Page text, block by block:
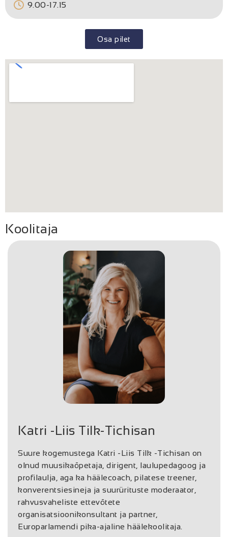
9.00-17.15
Osa pilet
Koolitaja
Katri -Liis Tilk-Tichisan
Suure kogemustega Katri -Liis Tilk -Tichisan on
olnud muusikaõpetaja, dirigent, laulupedagoog ja
profilaulja, aga ka häälecoach, pilatese treener,
konverentsiesineja ja suurürituste moderaator,
rahvusvaheliste ettevõtete
organisatsioonikonsultant ja partner,
Europarlamendi pika-ajaline häälekoolitaja.